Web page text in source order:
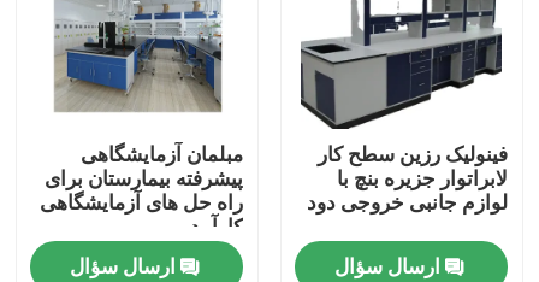
کنترل کیفیت
با ما تماس بگیرید
موارد
مبلمان آزمایشگاهی مدرن
فینولیک رزین سطح کار
لابراتوار جزیره بنچ با
لوازم جانبی خروجی دود
ارسال سؤال
مبلمان آزمایشگاهی
پیشرفته بیمارستان برای
راه حل های آزمایشگاهی
کارآمد
ارسال سؤال